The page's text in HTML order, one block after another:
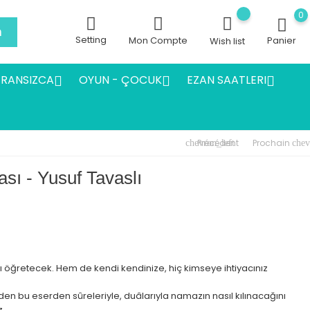
Setting Mon Compte Wish list
0
Panier
 OYUN - ÇOCUK EZAN SAATLERI
chevron_left
Précédent Prochain
- Yusuf Tavaslı
öğretecek. Hem de kendi kendinize, hiç kimseye ihtiyacınız
bu eserden sûreleriyle, duâlarıyla namazın nasıl kılınacağını